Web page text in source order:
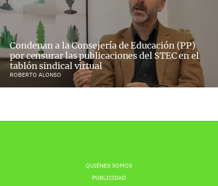
Condenan a la Consejería de Educación (PP)
por censurar las publicaciones del STEC en el
tablón sindical virtual
ROBERTO ALONSO
QUIÉNES SOMOS
PUBLICIDAD